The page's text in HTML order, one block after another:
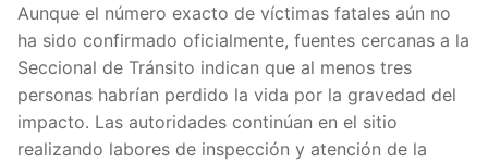
Aunque el número exacto de víctimas fatales aún no
ha sido confirmado oficialmente, fuentes cercanas a la
Seccional de Tránsito indican que al menos tres
personas habrían perdido la vida por la gravedad del
impacto. Las autoridades continúan en el sitio
realizando labores de inspección y atención de la